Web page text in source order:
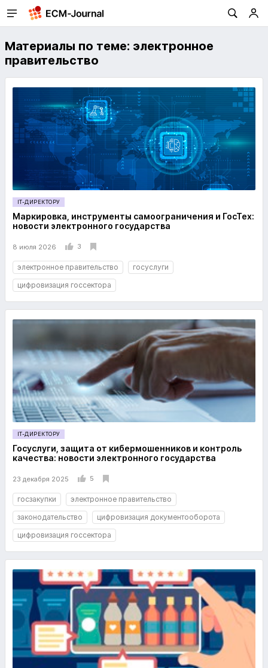
Материалы по теме: электронное
правительство
IT-ДИРЕКТОРУ
Маркировка, инструменты самоограничения и ГосТех:
новости электронного государства
8 июля 2026 3
электронное правительство
госуслуги
цифровизация госсектора
IT-ДИРЕКТОРУ
Госуслуги, защита от кибермошенников и контроль
качества: новости электронного государства
23 декабря 2025 5
госзакупки
электронное правительство
законодательство
цифровизация документооборота
цифровизация госсектора